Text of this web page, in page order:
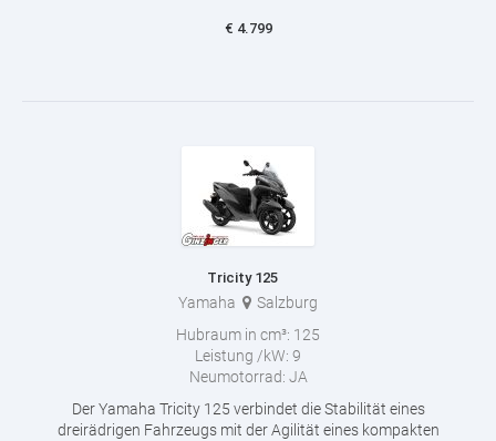
€ 4.799
Tricity 125
Yamaha
Salzburg
Hubraum in cm³: 125
Leistung /kW: 9
Neumotorrad: JA
Der Yamaha Tricity 125 verbindet die Stabilität eines
dreirädrigen Fahrzeugs mit der Agilität eines kompakten